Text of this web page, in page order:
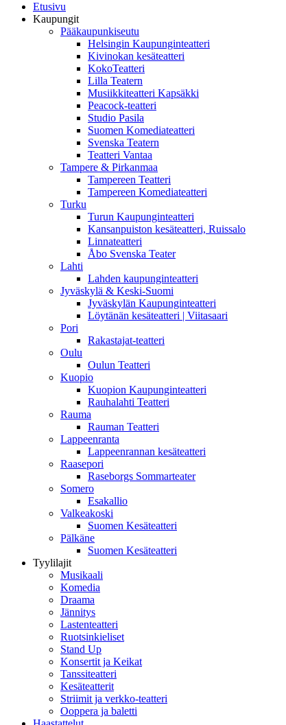
Etusivu
Kaupungit
Pääkaupunkiseutu
Helsingin Kaupunginteatteri
Kivinokan kesäteatteri
KokoTeatteri
Lilla Teatern
Musiikkiteatteri Kapsäkki
Peacock-teatteri
Studio Pasila
Suomen Komediateatteri
Svenska Teatern
Teatteri Vantaa
Tampere & Pirkanmaa
Tampereen Teatteri
Tampereen Komediateatteri
Turku
Turun Kaupunginteatteri
Kansanpuiston kesäteatteri, Ruissalo
Linnateatteri
Åbo Svenska Teater
Lahti
Lahden kaupunginteatteri
Jyväskylä & Keski-Suomi
Jyväskylän Kaupunginteatteri
Löytänän kesäteatteri | Viitasaari
Pori
Rakastajat-teatteri
Oulu
Oulun Teatteri
Kuopio
Kuopion Kaupunginteatteri
Rauhalahti Teatteri
Rauma
Rauman Teatteri
Lappeenranta
Lappeenrannan kesäteatteri
Raasepori
Raseborgs Sommarteater
Somero
Esakallio
Valkeakoski
Suomen Kesäteatteri
Pälkäne
Suomen Kesäteatteri
Tyylilajit
Musikaali
Komedia
Draama
Jännitys
Lastenteatteri
Ruotsinkieliset
Stand Up
Konsertit ja Keikat
Tanssiteatteri
Kesäteatterit
Striimit ja verkko-teatteri
Ooppera ja baletti